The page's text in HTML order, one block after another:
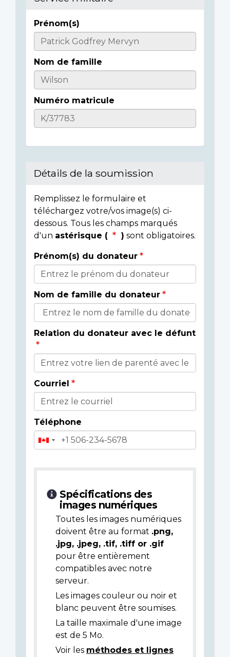
Informations
sur
l'individu
Prénom(s)
Nom de famille
Numéro matricule
Détails de la soumission
Remplissez le formulaire et
téléchargez votre/vos image(s) ci-
dessous. Tous les champs marqués
d'un astérisque ( ) sont obligatoires.
Détails
du
donateur
Prénom(s) du donateur
Nom de famille du donateur
Relation du donateur avec le défunt
Courriel
Téléphone
Spécifications des
images numériques
Toutes les images numériques
doivent être au format .png,
.jpg, .jpeg, .tif, .tiff or .gif
pour être entièrement
compatibles avec notre
serveur.
Les images couleur ou noir et
blanc peuvent être soumises.
La taille maximale d'une image
est de 5 Mo.
Voir les méthodes et lignes